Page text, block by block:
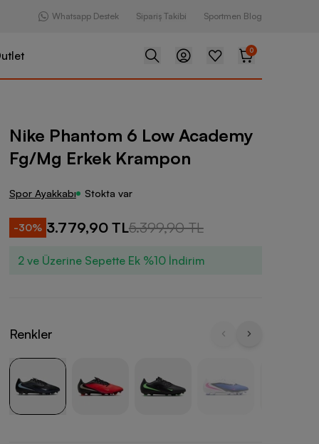
Whatsapp Destek Sipariş Takibi Sportmen Blog
0
6 Low Academy Fg/Mg Erkek Krampon
Nike Phantom 6 Low Academy
Fg/Mg Erkek Krampon
Spor Ayakkabı Stokta var
-30% 3.779,90 TL5.399,90 TL
2 ve Üzerine Sepette Ek %10 İndirim
Renkler